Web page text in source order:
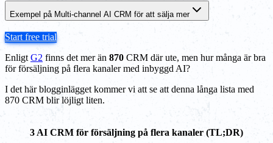
Exempel på Multi-channel AI CRM för att sälja mer
Start free trial
Enligt G2 finns det mer än 870 CRM där ute, men hur många är bra
för försäljning på flera kanaler med inbyggd AI?
I det här blogginlägget kommer vi att se att denna långa lista med
870 CRM blir löjligt liten.
3 AI CRM för försäljning på flera kanaler (TL;DR)